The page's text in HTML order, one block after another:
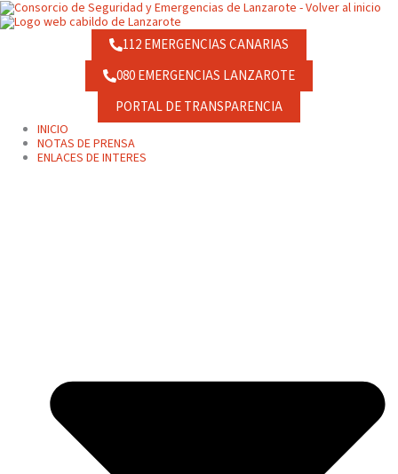
contenido
Ir
al
contenido
112 EMERGENCIAS CANARIAS
080 EMERGENCIAS LANZAROTE
PORTAL DE TRANSPARENCIA
INICIO
NOTAS DE PRENSA
ENLACES DE INTERES